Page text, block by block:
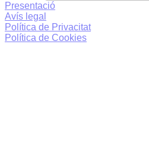
Presentació
Avís legal
Política de Privacitat
Política de Cookies